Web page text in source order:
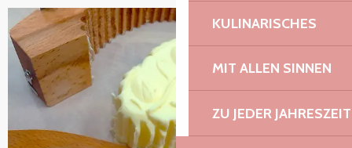
KULINARISCHES
MIT ALLEN SINNEN
ZU JEDER JAHRESZEIT